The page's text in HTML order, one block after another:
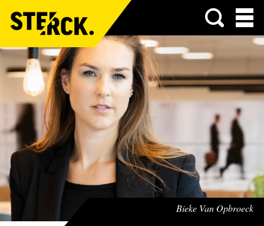
Menu
Bieke Van Opbroeck